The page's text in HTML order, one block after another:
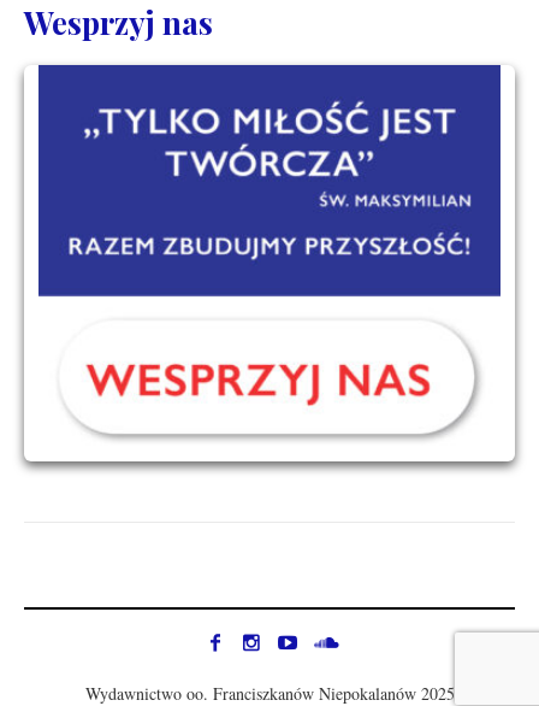
Wesprzyj nas
Wydawnictwo oo. Franciszkanów Niepokalanów 2025